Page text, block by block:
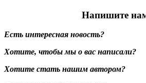
Напишите
Есть интересная новость?
Хотите, чтобы мы о вас написали?
Хотите стать нашим автором?